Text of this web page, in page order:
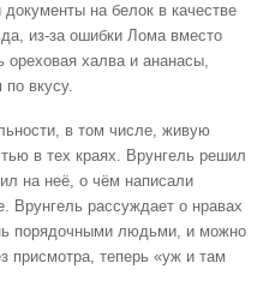
на белок в качестве
из-за ошибки Лома вместо
халва и ананасы,
вкусу.
в том числе, живую
в тех краях. Врунгель решил
на неё, о чём написали
Врунгель рассуждает о нравах
порядочными людьми, и можно
присмотра, теперь «уж и там